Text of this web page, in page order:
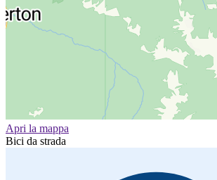
Apri la mappa
Bici da strada